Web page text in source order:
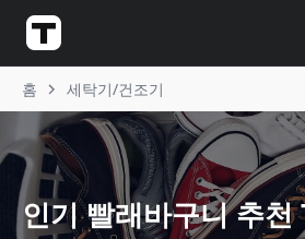
홈 세탁기/건조기
인기 빨래바구니 추천